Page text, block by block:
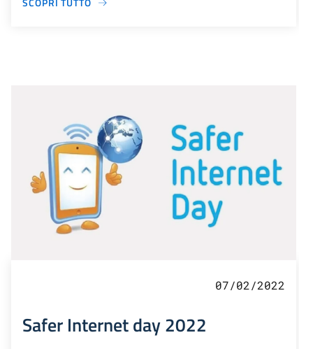
07/02/2022
Safer Internet day 2022